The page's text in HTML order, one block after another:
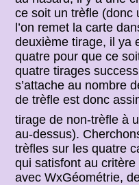
ce soit un trèfle (donc
l’on remet la carte
deuxième tirage, il ya
quatre pour que ce
quatre tirages
s’attache au nombre
de trèfle est donc
tirage de non-trèfle à
au-dessus).
trèfles sur les quatre
qui satisfont au
avec WxGéométrie,